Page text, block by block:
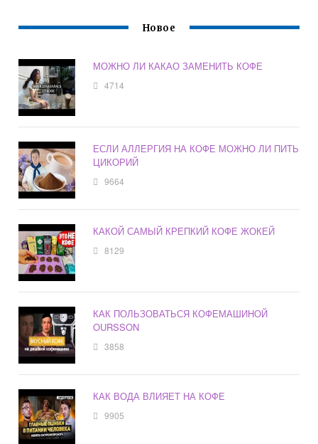
Новое
МОЖНО ЛИ КАКАО ЗАМЕНИТЬ КОФЕ
4714
ЕСЛИ АЛЛЕРГИЯ НА КОФЕ МОЖНО ЛИ ПИТЬ
ЦИКОРИЙ
9664
КАКОЙ САМЫЙ КРЕПКИЙ КОФЕ ЖОКЕЙ
8129
КАК ПОЛЬЗОВАТЬСЯ КОФЕМАШИНОЙ
OURSSON
3858
КАК ВОДА ВЛИЯЕТ НА КОФЕ
9905